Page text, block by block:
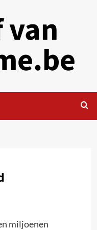
miljoenen